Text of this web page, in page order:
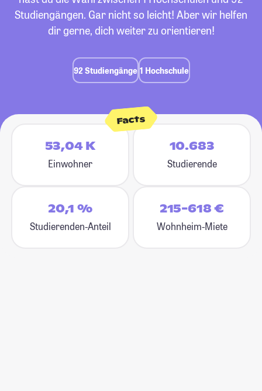
Studiengängen. Gar nicht so leicht! Aber wir helfen
dir gerne, dich weiter zu orientieren!
92 Studiengänge 1 Hochschule
Facts
53,04 K
Einwohner
10.683
Studierende
20,1 %
Studierenden-Anteil
215-618 €
Wohnheim-Miete